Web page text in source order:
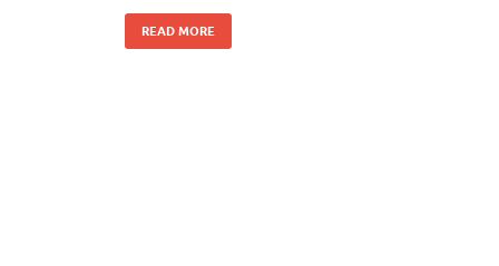
READ MORE